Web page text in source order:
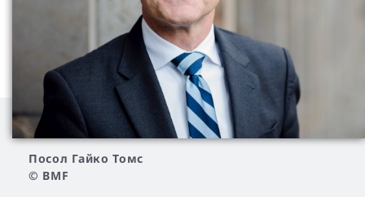
Посол Гайко Томс
© BMF